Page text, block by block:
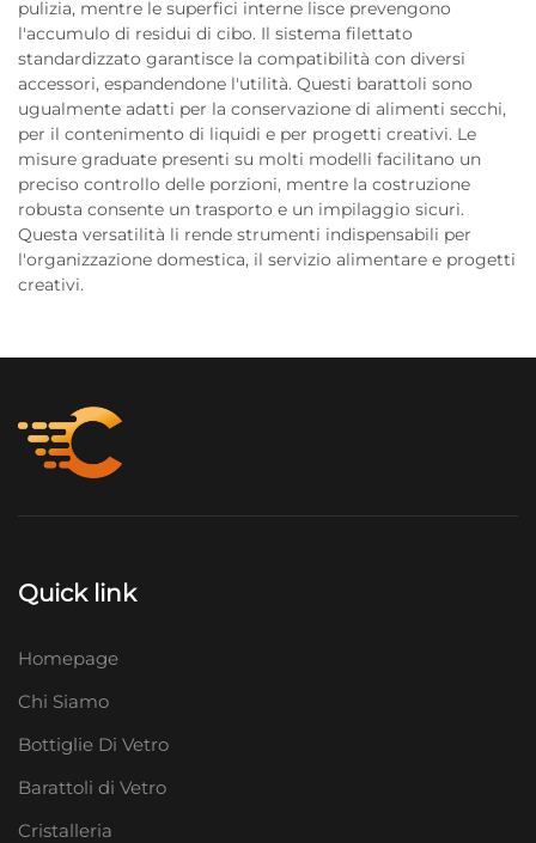
pulizia, mentre le superfici interne lisce prevengono
l'accumulo di residui di cibo. Il sistema filettato
standardizzato garantisce la compatibilità con diversi
accessori, espandendone l'utilità. Questi barattoli sono
ugualmente adatti per la conservazione di alimenti secchi,
per il contenimento di liquidi e per progetti creativi. Le
misure graduate presenti su molti modelli facilitano un
preciso controllo delle porzioni, mentre la costruzione
robusta consente un trasporto e un impilaggio sicuri.
Questa versatilità li rende strumenti indispensabili per
l'organizzazione domestica, il servizio alimentare e progetti
creativi.
Quick link
Homepage
Chi Siamo
Bottiglie Di Vetro
Barattoli di Vetro
Cristalleria